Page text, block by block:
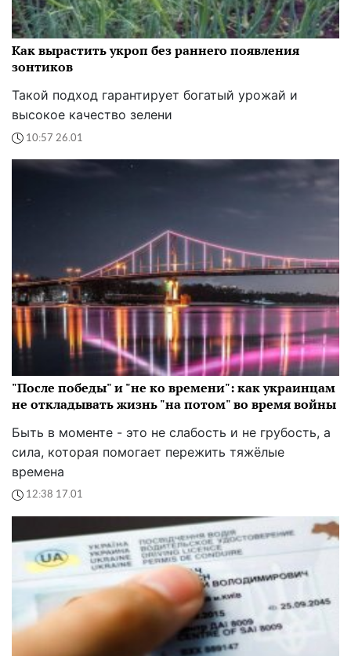
Как вырастить укроп без раннего появления
зонтиков
Такой подход гарантирует богатый урожай и
высокое качество зелени
10:57 26.01
"После победы" и "не ко времени": как украинцам
не откладывать жизнь "на потом" во время войны
Быть в моменте - это не слабость и не грубость, а
сила, которая помогает пережить тяжёлые
времена
12:38 17.01